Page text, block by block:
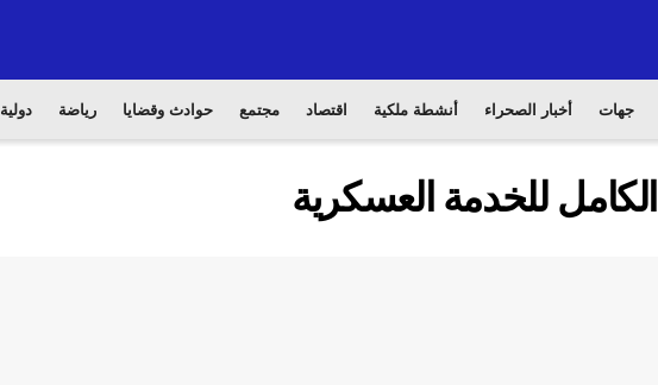
جهات أخبار الصحراء أنشطة ملكية اقتصاد مجتمع حوادث وقضايا رياضة دولية
للخدمة العسكرية